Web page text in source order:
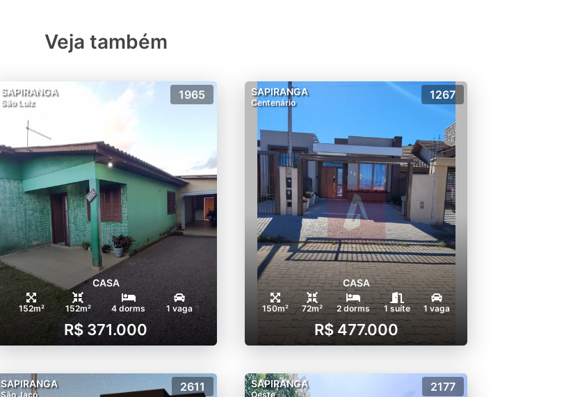
Veja também
SAPIRANGA
São Luiz
1965
CASA
152m² 152m² 4 dorms 1 vaga
R$ 371.000
SAPIRANGA
Centenário
1267
CASA
150m² 72m² 2 dorms 1 suíte 1 vaga
R$ 477.000
SAPIRANGA
São Jacó
2611 SAPIRANGA
Oeste
2177